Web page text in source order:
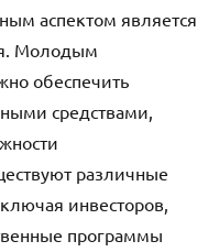
аспектом является
Молодым
обеспечить
средствами,
различные
инвесторов,
программы